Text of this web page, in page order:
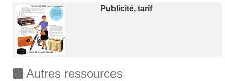
Publicité, tarif
Autres ressources